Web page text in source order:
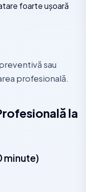
foarte ușoară
sau
profesională.
la
minute)